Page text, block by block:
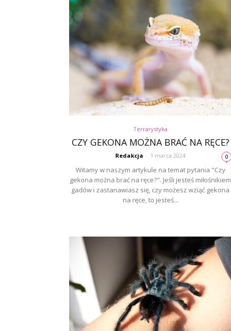
Terrarystyka
CZY GEKONA MOŻNA BRAĆ NA RĘCE?
Redakcja - 1 marca 2024 0
Witamy w naszym artykule na temat pytania "Czy
gekona można brać na ręce?". Jeśli jesteś miłośnikiem
gadów i zastanawiasz się, czy możesz wziąć gekona
na ręce, to jesteś...